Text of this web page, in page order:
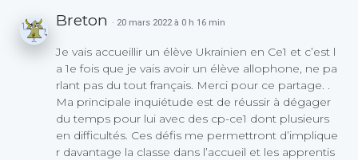
Breton · 20 mars 2022 à 0 h 16 min
Je vais accueillir un élève Ukrainien en Ce1 et c’est l
a 1e fois que je vais avoir un élève allophone, ne pa
rlant pas du tout français. Merci pour ce partage. .
Ma principale inquiétude est de réussir à dégager
du temps pour lui avec des cp-ce1 dont plusieurs
en difficultés. Ces défis me permettront d’implique
r davantage la classe dans l’accueil et les apprentis